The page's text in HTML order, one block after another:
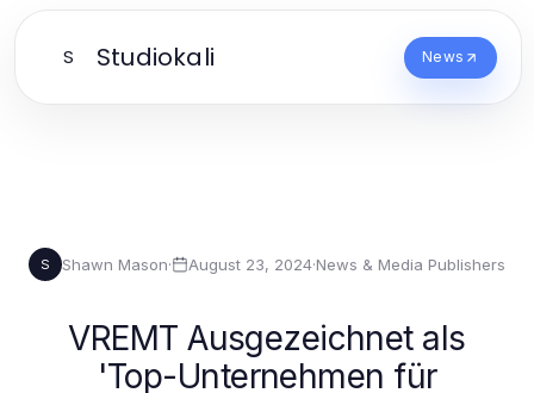
S Studiokali News
S Shawn Mason· August 23, 2024·News & Media Publishers
VREMT Ausgezeichnet als
'Top-Unternehmen für